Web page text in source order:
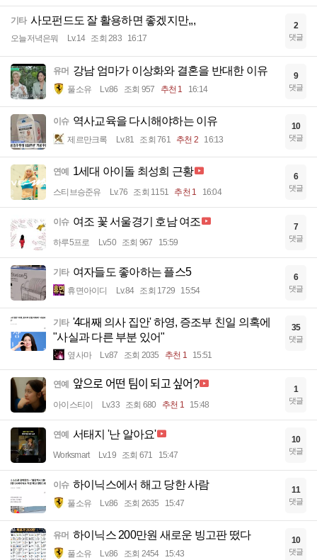
기타 사모펀드도 잘 활용하면 좋겠지만,,,
오늘저녁은뭐 Lv.14 조회 283 16:17
2
댓글
유머 강남 엄마가 이상화와 결혼을 반대한 이유
풀소유 Lv.86 조회 957 추천 1 16:14
9
댓글
이슈 역사교육을 다시해야하는 이유
제르만크록 Lv.81 조회 761 추천 2 16:13
10
댓글
연예 1세대 아이돌 최성희 근황
스티브승준유 Lv.76 조회 1151 추천 1 16:04
6
댓글
이슈 여조 꽃 서울경기 호남 여조
하루5프로 Lv.50 조회 967 15:59
7
댓글
기타 여자들도 좋아하는 플스5
휴면아이디 Lv.84 조회 1729 15:54
6
댓글
기타 '4대째 의사 집안' 하영, 증조부 친일 의혹에
"사실과 다른 부분 있어"
옆사마 Lv.87 조회 2035 추천 1 15:51
35
댓글
연예 앞으로 어떤 팀이 되고 싶어?
아이스티이 Lv.33 조회 680 추천 1 15:48
1
댓글
연예 서태지 '난 알아요'
Worksmart Lv.19 조회 671 15:47
10
댓글
이슈 하이닉스에서 해고 당한 사람
풀소유 Lv.86 조회 2635 15:47
11
댓글
유머 하이닉스 200만원 새로운 빙고판 떴다
풀소유 Lv.86 조회 2454 15:43
10
댓글